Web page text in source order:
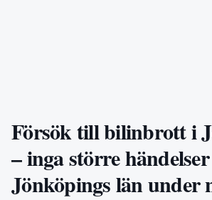
Försök till bilinbrott i
– inga större
Jönköpings län under